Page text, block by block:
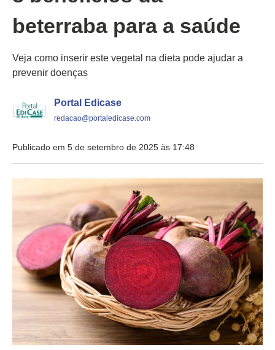
beterraba para a saúde
Veja como inserir este vegetal na dieta pode ajudar a
prevenir doenças
Portal Edicase
redacao@portaledicase.com
Publicado em 5 de setembro de 2025 às 17:48